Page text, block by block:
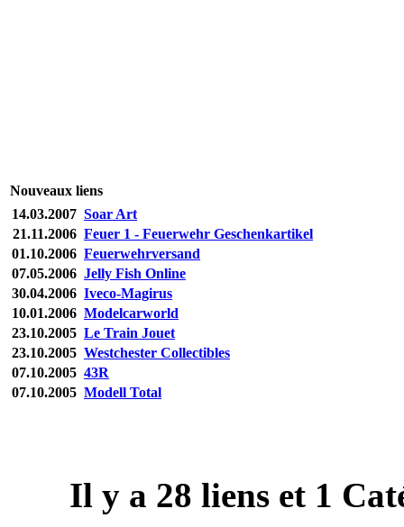
Nouveaux liens
14.03.2007 Soar Art
21.11.2006 Feuer 1 - Feuerwehr Geschenkartikel
01.10.2006 Feuerwehrversand
07.05.2006 Jelly Fish Online
30.04.2006 Iveco-Magirus
10.01.2006 Modelcarworld
23.10.2005 Le Train Jouet
23.10.2005 Westchester Collectibles
07.10.2005 43R
07.10.2005 Modell Total
Il y a 28 liens et 1